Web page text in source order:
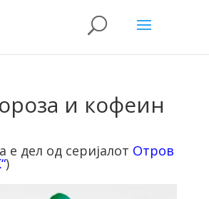
и кофеин
е дел од серијалот Отров
)